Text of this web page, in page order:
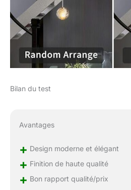
Bilan du test
Avantages
+ Design moderne et élégant
+ Finition de haute qualité
+ Bon rapport qualité/prix